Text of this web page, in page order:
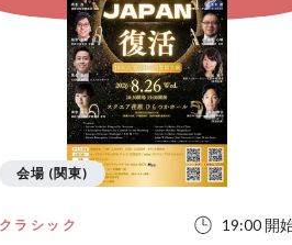
クラシック 19:00 開
会場 (関東)